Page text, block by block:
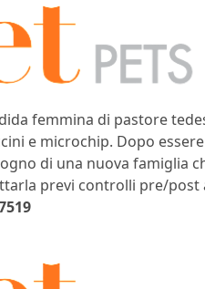
femmina di pastore
e microchip. Dopo
di una nuova famiglia
previ controlli pre/